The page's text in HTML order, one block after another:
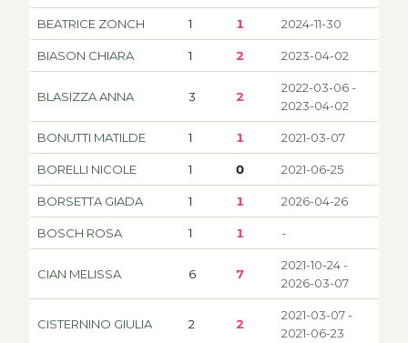
BEATRICE ZONCH 1 1 2024-11-30
BIASON CHIARA 1 2 2023-04-02
BLASIZZA ANNA 3 2
2022-03-06 -
2023-04-02
BONUTTI MATILDE 1 1 2021-03-07
BORELLI NICOLE 1 0 2021-06-25
BORSETTA GIADA 1 1 2026-04-26
BOSCH ROSA 1 1 -
CIAN MELISSA 6 7
2021-10-24 -
2026-03-07
CISTERNINO GIULIA 2 2
2021-03-07 -
2021-06-23